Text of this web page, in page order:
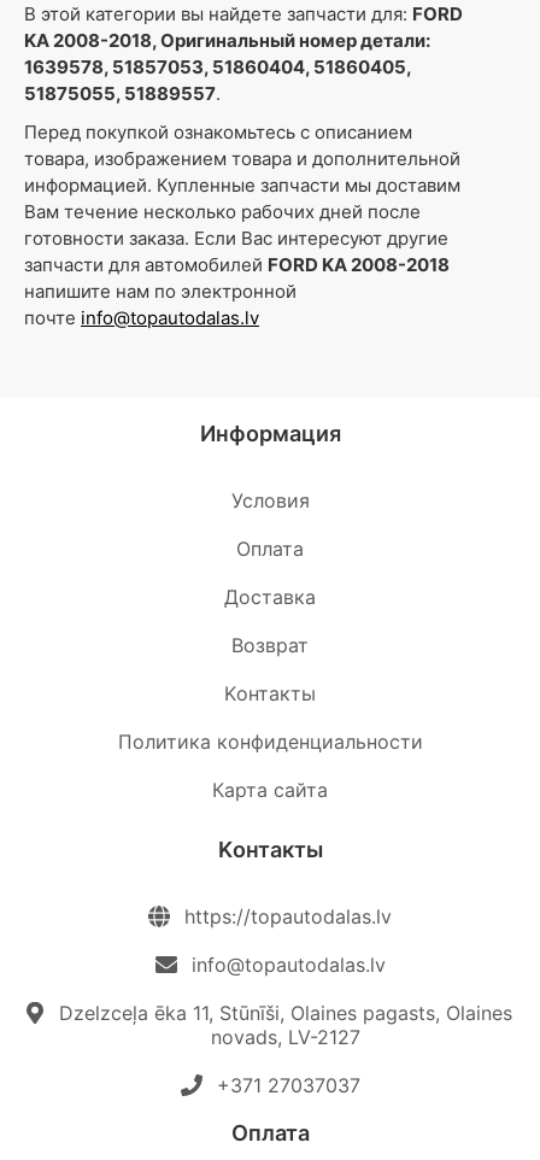
В этой категории вы найдете запчасти для: FORD
KA 2008-2018, Оригинальный номер детали:
1639578, 51857053, 51860404, 51860405,
51875055, 51889557.
Перед покупкой ознакомьтесь с описанием
товара, изображением товара и дополнительной
информацией. Купленные запчасти мы доставим
Вам течение несколько рабочих дней после
готовности заказа. Если Вас интересуют другие
запчасти для автомобилей FORD KA 2008-2018
напишите нам по электронной
почте info@topautodalas.lv
Информация
Условия
Oплата
Доставка
Возврат
Kонтакты
Политика конфиденциальности
Карта сайта
Kонтакты
https://topautodalas.lv
info@topautodalas.lv
Dzelzceļa ēka 11, Stūnīši, Olaines pagasts, Olaines
novads, LV-2127
+371 27037037‬
Oплата